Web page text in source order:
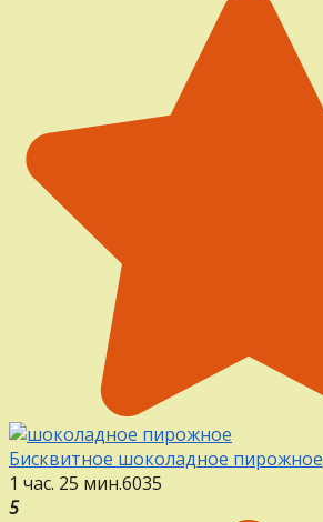
Бисквитное шоколадное пирожное
1 час. 25 мин.6035
5